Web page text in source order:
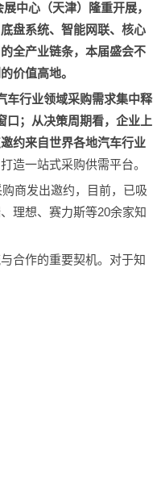
中心（天津）隆重开展，
盘系统、智能网联、核心
全产业链条， 本届盛会不
价值高地。
车行业领域采购需求集中释
口；从决策周期看，企业上
约来自世界各地汽车行业
打造一站式采购供需平台。
商发出邀约，目前，已吸
理想、赛力斯等20余家知
合作的重要契机。对于知